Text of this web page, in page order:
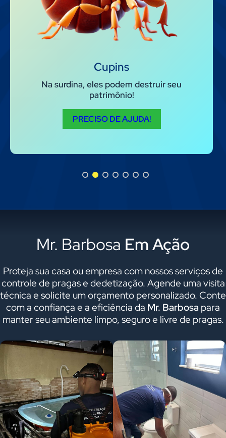
Cupins
Na surdina, eles podem destruir seu
patrimônio!
PRECISO DE AJUDA!
Mr. Barbosa Em Ação
Proteja sua casa ou empresa com nossos serviços de
controle de pragas e dedetização. Agende uma visita
técnica e solicite um orçamento personalizado. Conte
com a confiança e a eficiência da Mr. Barbosa para
manter seu ambiente limpo, seguro e livre de pragas.